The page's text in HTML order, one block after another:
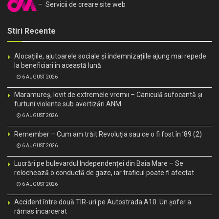
– Servicii de creare site web
Stiri Recente
Alocațiile, ajutoarele sociale și indemnizațiile ajung mai repede
la beneficiari în această lună
6 AUGUST 2026
Maramureș, lovit de extremele vremii – Caniculă sufocantă și
furtuni violente sub avertizări ANM
6 AUGUST 2026
Remember – Cum am trăit Revoluția sau ce o fi fost în ’89 (2)
6 AUGUST 2026
Lucrări pe bulevardul Independenței din Baia Mare – Se
relochează o conductă de gaze, iar traficul poate fi afectat
6 AUGUST 2026
Accident între două TIR-uri pe Autostrada A10. Un șofer a
rămas încarcerat